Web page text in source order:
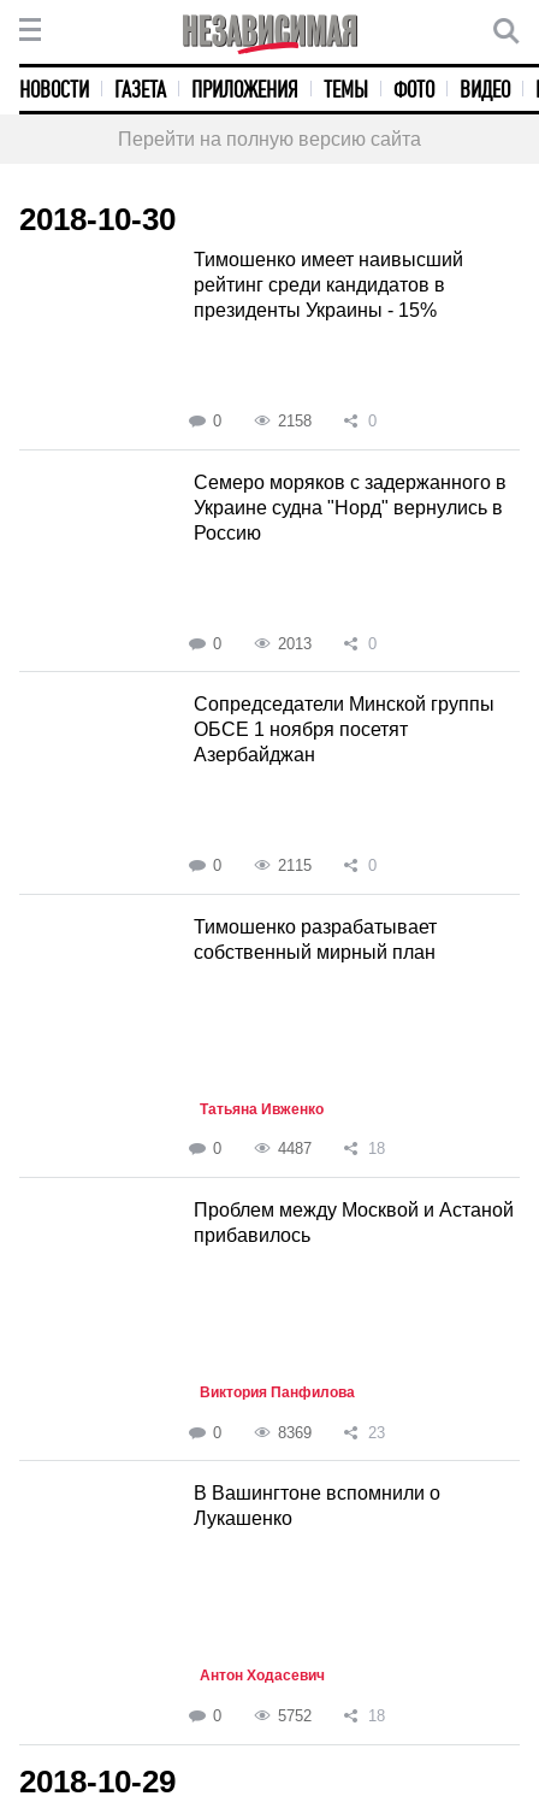
НОВОСТИ ГАЗЕТА ПРИЛОЖЕНИЯ ТЕМЫ ФОТО ВИДЕО
Перейти на полную версию сайта
2018-10-30
Тимошенко имеет наивысший
рейтинг среди кандидатов в
президенты Украины - 15%
0 2158 0
Семеро моряков с задержанного в
Украине судна "Норд" вернулись в
Россию
0 2013 0
Сопредседатели Минской группы
ОБСЕ 1 ноября посетят
Азербайджан
0 2115 0
Тимошенко разрабатывает
собственный мирный план
Татьяна Ивженко
0 4487 18
Проблем между Москвой и Астаной
прибавилось
Виктория Панфилова
0 8369 23
В Вашингтоне вспомнили о
Лукашенко
Антон Ходасевич
0 5752 18
2018-10-29